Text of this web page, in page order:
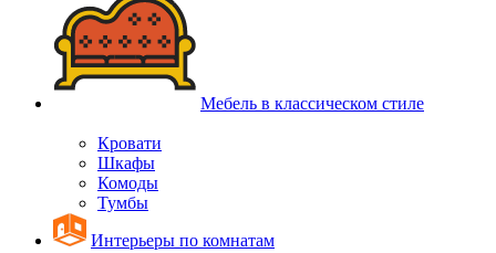
Мебель в классическом стиле
Кровати
Шкафы
Комоды
Тумбы
Интерьеры по комнатам